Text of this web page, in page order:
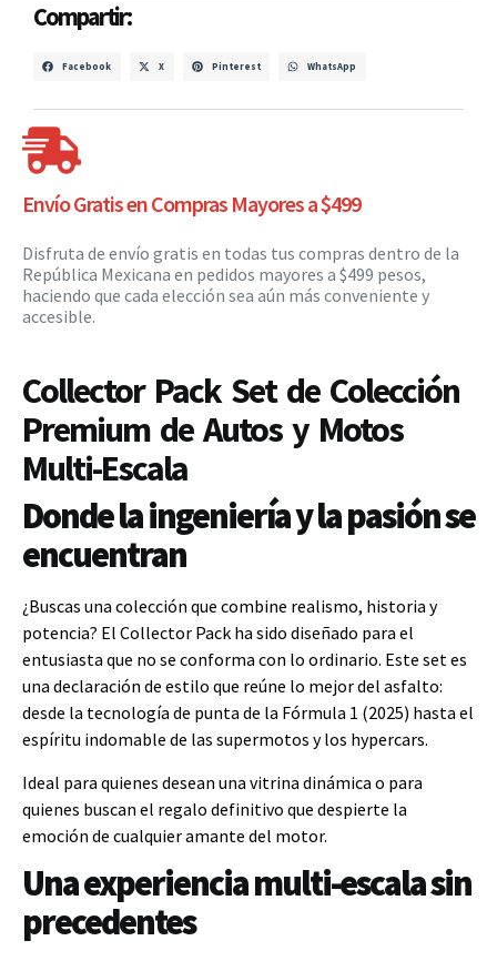
Compartir:
Facebook X Pinterest WhatsApp
Envío Gratis en Compras Mayores a $499
Disfruta de envío gratis en todas tus compras dentro de la
República Mexicana en pedidos mayores a $499 pesos,
haciendo que cada elección sea aún más conveniente y
accesible.
Collector Pack Set de Colección
Premium de Autos y Motos
Multi-Escala
Donde la ingeniería y la pasión se
encuentran
¿Buscas una colección que combine realismo, historia y
potencia? El Collector Pack ha sido diseñado para el
entusiasta que no se conforma con lo ordinario. Este set es
una declaración de estilo que reúne lo mejor del asfalto:
desde la tecnología de punta de la Fórmula 1 (2025) hasta el
espíritu indomable de las supermotos y los hypercars.
Ideal para quienes desean una vitrina dinámica o para
quienes buscan el regalo definitivo que despierte la
emoción de cualquier amante del motor.
Una experiencia multi-escala sin
precedentes